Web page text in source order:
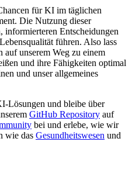
für KI im täglichen
Die Nutzung dieser
informierteren Entscheidungen
führen. Also lass
unserem Weg zu einem
und ihre Fähigkeiten optimal
und unser allgemeines
Lösungen und bleibe über
GitHub Repository auf
bei und erlebe, wie wir
wie das Gesundheitswesen und